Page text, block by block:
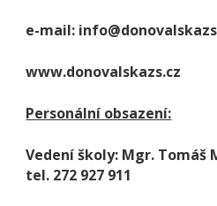
e-mail:
www.donovalskazs.cz
Personální obsazení:
Vedení školy: Mgr. Tomáš
tel. 272 927 911